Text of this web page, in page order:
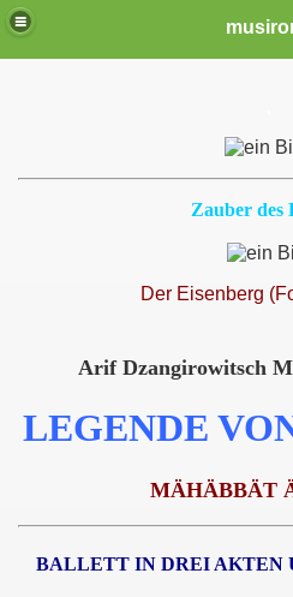
Zauber des
Der Eisenberg
Arif Dzangirowitsch
LEGENDE
MÄHÄBBÄT
BALLETT IN DREI AKTEN